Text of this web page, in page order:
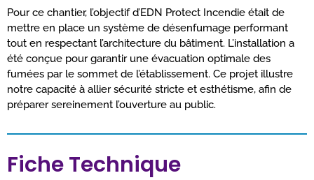
Pour ce chantier, l’objectif d’EDN Protect Incendie était de
mettre en place un système de désenfumage performant
tout en respectant l’architecture du bâtiment. L’installation a
été conçue pour garantir une évacuation optimale des
fumées par le sommet de l’établissement. Ce projet illustre
notre capacité à allier sécurité stricte et esthétisme, afin de
préparer sereinement l’ouverture au public.
Fiche Technique